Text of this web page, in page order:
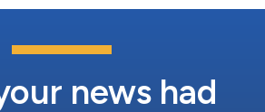
news had